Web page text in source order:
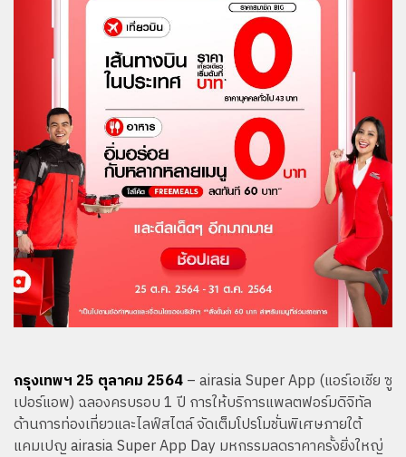
กรุงเทพฯ 25 ตุลาคม 2564– airasia Super App (แอร์เอเชีย ซู
เปอร์แอพ) ฉลองครบรอบ 1 ปี การให้บริการแพลตฟอร์มดิจิทัล
ด้านการท่องเที่ยวและไลฟ์สไตล์ จัดเต็มโปรโมชั่นพิเศษภายใต้
แคมเปญ airasia Super App Day มหกรรมลดราคาครั้งยิ่งใหญ่